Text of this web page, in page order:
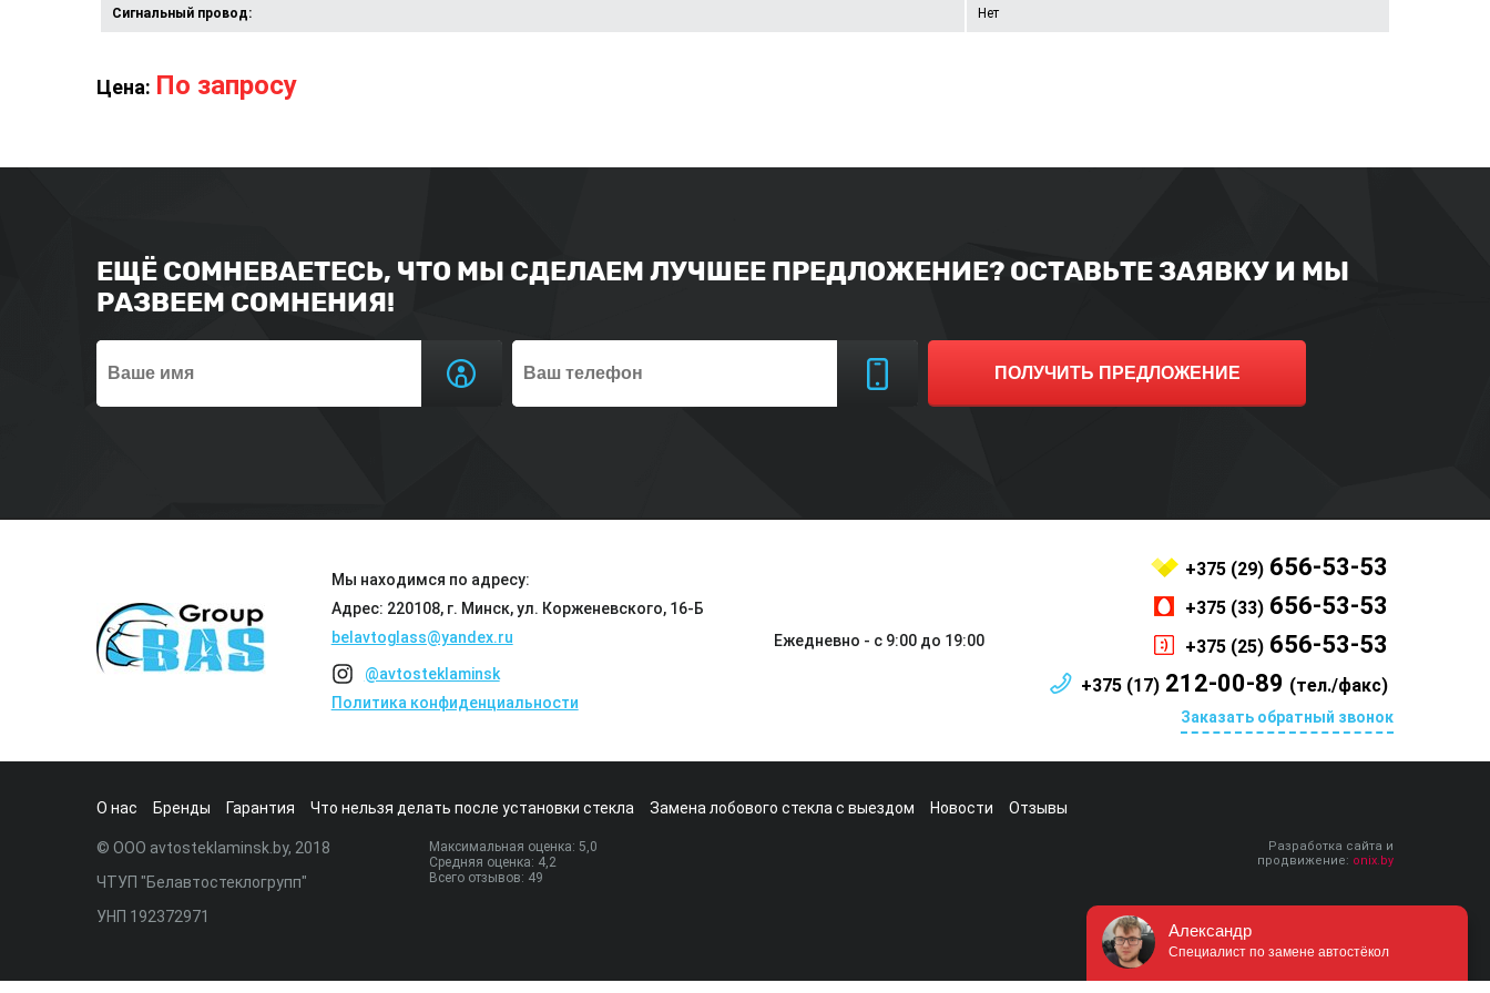
Сигнальный провод: Нет
Цена: По запросу
ЕЩЁ СОМНЕВАЕТЕСЬ, ЧТО МЫ СДЕЛАЕМ ЛУЧШЕЕ ПРЕДЛОЖЕНИЕ? ОСТАВЬТЕ ЗАЯВКУ И МЫ
РАЗВЕЕМ СОМНЕНИЯ!
ПОЛУЧИТЬ ПРЕДЛОЖЕНИЕ
Мы находимся по адресу:
Адрес: 220108, г. Минск, ул. Корженевского, 16-Б
belavtoglass@yandex.ru
@avtosteklaminsk
Политика конфиденциальности
Ежедневно - с 9:00 до 19:00
+375 (29)656-53-53
+375 (33)656-53-53
+375 (25)656-53-53
+375 (17)212-00-89 (тел./факс)
Заказать обратный звонок
О нас Бренды Гарантия Что нельзя делать после установки стекла Замена лобового стекла с выездом Новости Отзывы
© ООО avtosteklaminsk.by, 2018
ЧТУП "Белавтостеклогрупп"
УНП 192372971
Максимальная оценка: 5,0
Средняя оценка: 4,2
Всего отзывов: 49
Разработка сайта и
продвижение: onix.by
Александр
Специалист по замене автостёкол